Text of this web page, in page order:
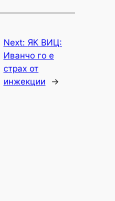
Next: ЯК ВИЦ:
Иванчо го е
страх от
инжекции
→